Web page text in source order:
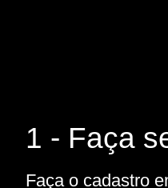
1 - Faça
Faça o cadastro